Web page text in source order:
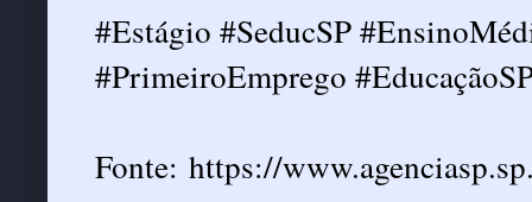
#Estágio #SeducSP
#PrimeiroEmprego
Fonte: https://